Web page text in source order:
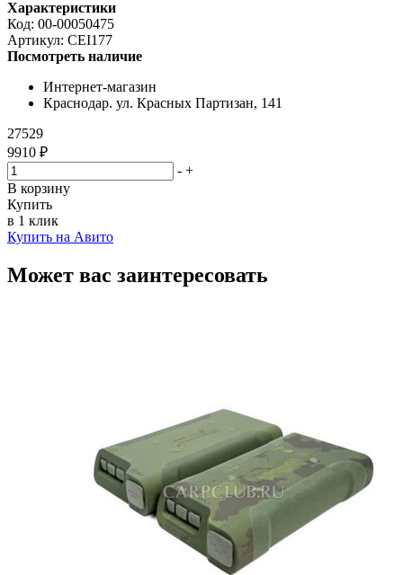
Характеристики
Код: 00-00050475
Артикул: CEI177
Посмотреть наличие
Интернет-магазин
Краснодар. ул. Красных Партизан, 141
27529
9910 ₽
- +
В корзину
Купить
в 1 клик
Купить на Авито
Может вас заинтересовать